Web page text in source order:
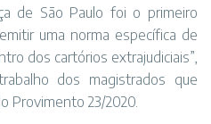
de São Paulo foi o primeiro
uma norma específica de
dos cartórios extrajudiciais”,
dos magistrados que
Provimento 23/2020.